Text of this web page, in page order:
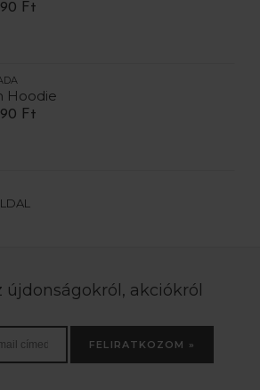
Ft
Hoodie
Ft
újdonságokról, akciókról
FELIRATKOZOM »